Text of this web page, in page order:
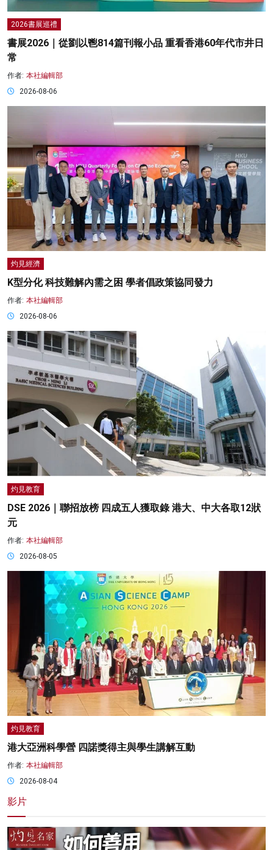
2026書展巡禮
書展2026｜從劉以鬯814篇刊報小品 重看香港60年代市井日
常
作者: 本社編輯部
2026-08-06
灼見經濟
K型分化 科技難解內需之困 學者倡政策協同發力
作者: 本社編輯部
2026-08-06
灼見教育
DSE 2026｜聯招放榜 四成五人獲取錄 港大、中大各取12狀
元
作者: 本社編輯部
2026-08-05
灼見教育
港大亞洲科學營 四諾獎得主與學生講解互動
作者: 本社編輯部
2026-08-04
影片